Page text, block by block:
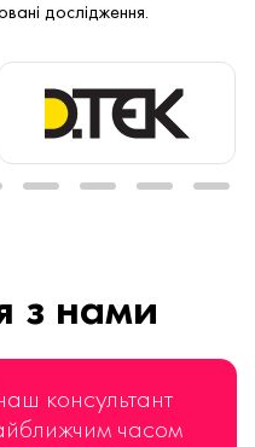
дослідження.
з нами
консультант
часом